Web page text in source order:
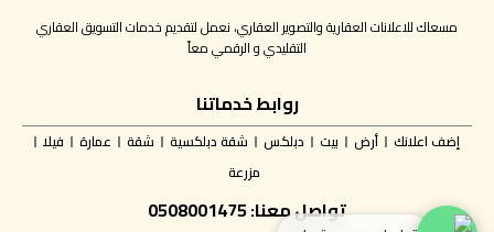
مسعاك للاعلانات العقارية والتصوير العقاري، نعمل لتقديم خدمات التسويق العقاري
التقليدي و الرقمي معاً
روابط خدماتنا
إضف اعلانك أرض بيت دبلكس شقة دبلكسية شقة عمارة
فيلا
مزرعة
تواصل معنا: 0508001475